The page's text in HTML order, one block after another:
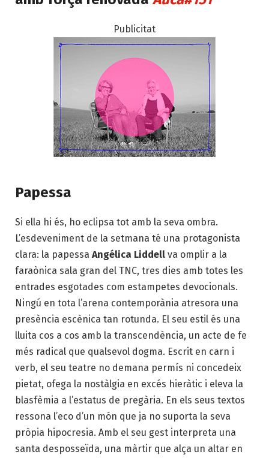
Publicitat
Papessa
Si ella hi és, ho eclipsa tot amb la seva ombra.
L’esdeveniment de la setmana té una protagonista
clara: la papessa Angélica Liddell va omplir a la
faraònica sala gran del TNC, tres dies amb totes les
entrades esgotades com estampetes devocionals.
Ningú en tota l’arena contemporània atresora una
presència escènica tan rotunda. El seu estil és una
lluita cos a cos amb la transcendència, un acte de fe
més radical que qualsevol dogma. Escrit en carn i
verb, el seu teatre no demana permís ni concedeix
pietat, ofega la nostàlgia en excés hieràtic i eleva la
blasfèmia a l’estatus de pregària. En els seus textos
ressona l’eco d’un món que ja no suporta la seva
pròpia hipocresia. Amb el seu gest interpreta una
santa desposseïda, una màrtir que alça un altar en